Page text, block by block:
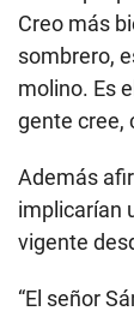
Creo más
sombrero,
molino. Es
gente cree,
Además
implicarían
vigente
“El señor